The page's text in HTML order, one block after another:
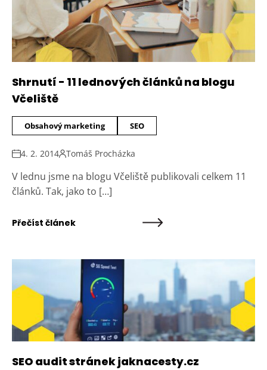
Shrnutí - 11 lednových článků na blogu
Včeliště
Obsahový marketing SEO
4. 2. 2014 Tomáš Procházka
V lednu jsme na blogu Včeliště publikovali celkem 11
článků. Tak, jako to […]
Přečíst článek
SEO audit stránek jaknacesty.cz